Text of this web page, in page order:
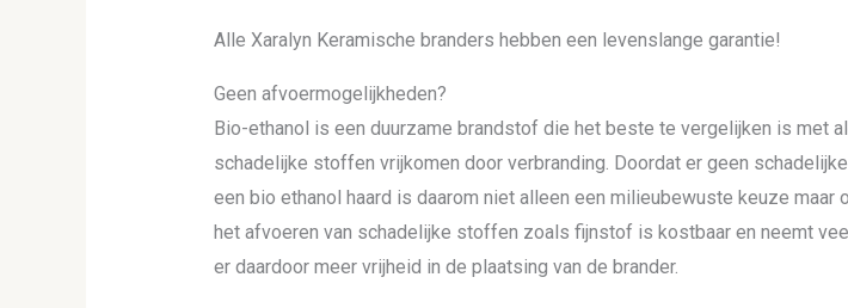
Alle Xaralyn Keramische branders hebben een levenslange garantie!
Geen afvoermogelijkheden?
Bio-ethanol is een duurzame brandstof die het beste te vergelijken is met
schadelijke stoffen vrijkomen door verbranding. Doordat er geen
een bio ethanol haard is daarom niet alleen een milieubewuste keuze
het afvoeren van schadelijke stoffen zoals fijnstof is kostbaar en neemt
er daardoor meer vrijheid in de plaatsing van de brander.